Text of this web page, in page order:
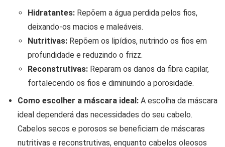
Hidratantes: Repõem a água perdida pelos fios,
deixando-os macios e maleáveis.
Nutritivas: Repõem os lipídios, nutrindo os fios em
profundidade e reduzindo o frizz.
Reconstrutivas: Reparam os danos da fibra capilar,
fortalecendo os fios e diminuindo a porosidade.
Como escolher a máscara ideal: A escolha da máscara
ideal dependerá das necessidades do seu cabelo.
Cabelos secos e porosos se beneficiam de máscaras
nutritivas e reconstrutivas, enquanto cabelos oleosos